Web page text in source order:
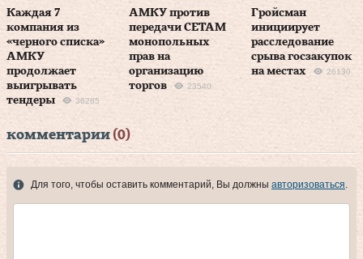
Каждая 7
компания из
«черного списка»
АМКУ
продолжает
выигрывать
тендеры
36285
АМКУ против
передачи СЕТАМ
монопольных
прав на
организацию
торгов
23540
Гройсман
инициирует
расследование
срыва госзакупок
на местах
26130
комментарии (0)
Для того, чтобы оставить комментарий, Вы должны авторизоваться.